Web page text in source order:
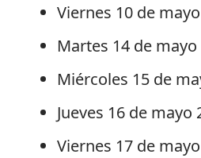
Viernes 10 de
Martes 14 de mayo
Miércoles 15 de
Jueves 16 de mayo
Viernes 17 de